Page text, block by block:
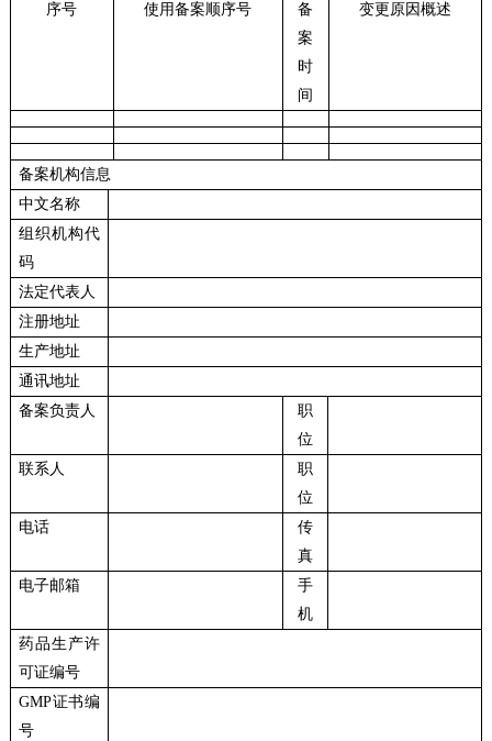
序号
使用备案顺序号
备
案
时
间
变更原因概述
备案机构信息
中文名称
组织机构代
码
法定代表人
注册地址
生产地址
通讯地址
备案负责人
职
位
联系人
职
位
电话
传
真
电子邮箱
手
机
药品生产许
可证编号
GMP证书编
号